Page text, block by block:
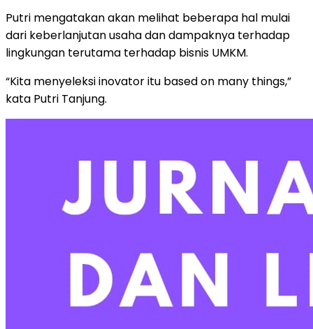
Putri mengatakan akan melihat beberapa hal mulai
dari keberlanjutan usaha dan dampaknya terhadap
lingkungan terutama terhadap bisnis UMKM.
“Kita menyeleksi inovator itu based on many things,”
kata Putri Tanjung.